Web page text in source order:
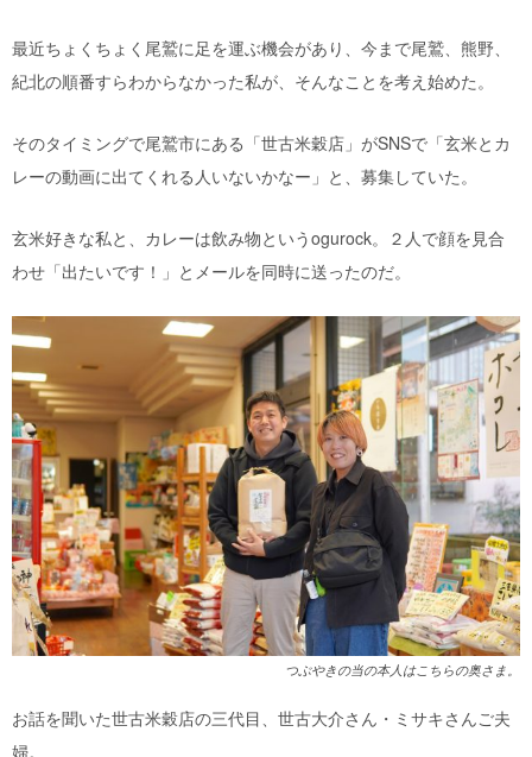
最近ちょくちょく尾鷲に足を運ぶ機会があり、今まで尾鷲、熊野、
紀北の順番すらわからなかった私が、そんなことを考え始めた。
そのタイミングで尾鷲市にある「世古米穀店」がSNSで「玄米とカ
レーの動画に出てくれる人いないかなー」と、募集していた。
玄米好きな私と、カレーは飲み物というogurock。２人で顔を見合
わせ「出たいです！」とメールを同時に送ったのだ。
つぶやきの当の本人はこちらの奥さま。
お話を聞いた世古米穀店の三代目、世古大介さん・ミサキさんご夫
婦。